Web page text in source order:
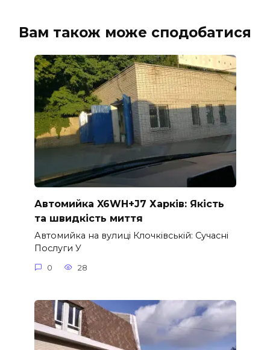
Вам також може сподобатися
Автомийка X6WH+J7 Харків: Якість
та швидкість миття
Автомийка на вулиці Клочківській: Сучасні
Послуги У
0 28